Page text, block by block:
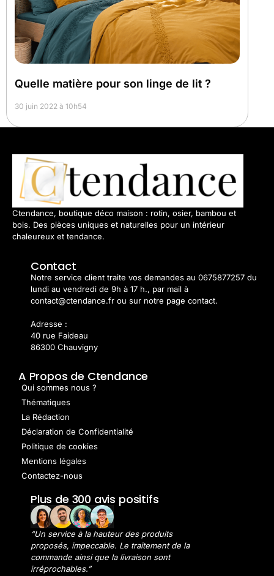
Quelle matière pour son linge de lit ?
30 juin 2022 à 10h54
Ctendance, boutique déco maison : rotin, osier, bambou et
bois. Des pièces uniques et naturelles pour un intérieur
chaleureux et tendance.
Contact
Notre service client traite vos demandes au 0675877257 du
lundi au vendredi de 9h à 17 h., par mail à
contact@ctendance.fr ou sur notre page contact.
Adresse :
40 rue Faideau
86300 Chauvigny
A Propos de Ctendance
Qui sommes nous ?
Thématiques
La Rédaction
Déclaration de Confidentialité
Politique de cookies
Mentions légales
Contactez-nous
Plus de 300 avis positifs
“Un service à la hauteur des produits
proposés, impeccable. Le traitement de la
commande ainsi que la livraison sont
irréprochables.”